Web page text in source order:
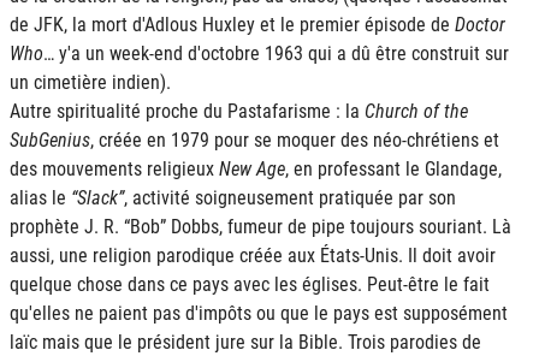
de JFK, la mort d'Adlous Huxley et le premier épisode de Doctor
Who… y'a un week-end d'octobre 1963 qui a dû être construit sur
un cimetière indien).
Autre spiritualité proche du Pastafarisme : la Church of the
SubGenius, créée en 1979 pour se moquer des néo-chrétiens et
des mouvements religieux New Age, en professant le Glandage,
alias le Slack , activité soigneusement pratiquée par son
prophète J. R. “Bob” Dobbs, fumeur de pipe toujours souriant. Là
aussi, une religion parodique créée aux États-Unis. Il doit avoir
quelque chose dans ce pays avec les églises. Peut-être le fait
qu'elles ne paient pas d'impôts ou que le pays est supposément
laïc mais que le président jure sur la Bible. Trois parodies de